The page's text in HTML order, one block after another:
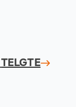
TELGTE